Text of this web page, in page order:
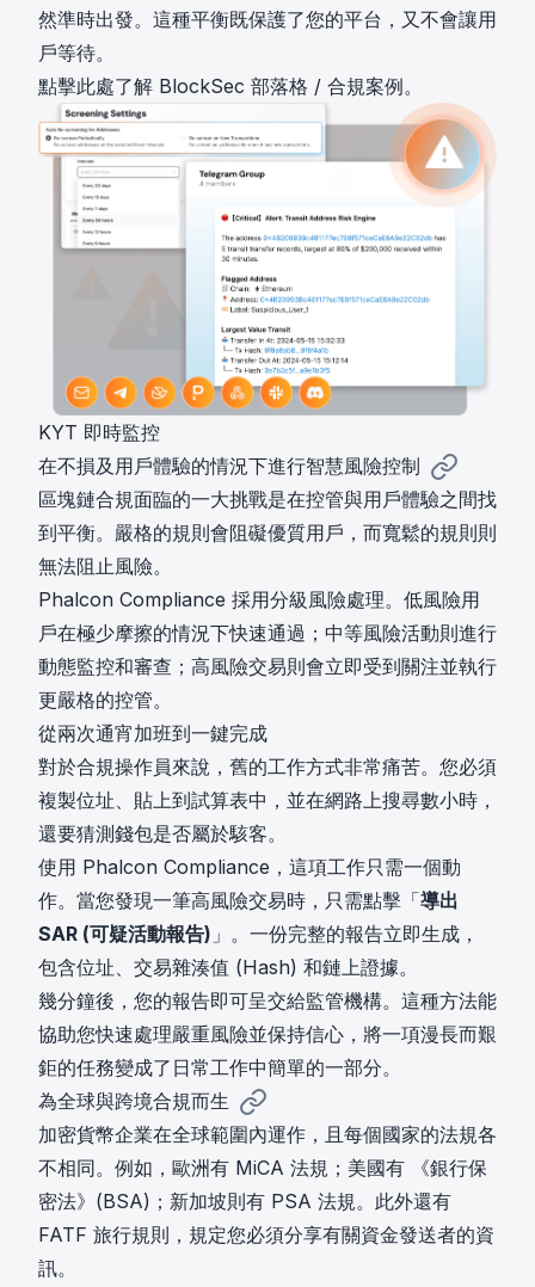
然準時出發。這種平衡既保護了您的平台，又不會讓用
戶等待。
點擊此處了解 BlockSec 部落格 / 合規案例。
KYT 即時監控
在不損及用戶體驗的情況下進行智慧風險控制
區塊鏈合規面臨的一大挑戰是在控管與用戶體驗之間找
到平衡。嚴格的規則會阻礙優質用戶，而寬鬆的規則則
無法阻止風險。
Phalcon Compliance 採用分級風險處理。低風險用
戶在極少摩擦的情況下快速通過；中等風險活動則進行
動態監控和審查；高風險交易則會立即受到關注並執行
更嚴格的控管。
從兩次通宵加班到一鍵完成
對於合規操作員來說，舊的工作方式非常痛苦。您必須
複製位址、貼上到試算表中，並在網路上搜尋數小時，
還要猜測錢包是否屬於駭客。
使用 Phalcon Compliance，這項工作只需一個動
作。當您發現一筆高風險交易時，只需點擊「導出
SAR (可疑活動報告) 」。一份完整的報告立即生成，
包含位址、交易雜湊值 (Hash) 和鏈上證據。
幾分鐘後，您的報告即可呈交給監管機構。這種方法能
協助您快速處理嚴重風險並保持信心，將一項漫長而艱
鉅的任務變成了日常工作中簡單的一部分。
為全球與跨境合規而生
加密貨幣企業在全球範圍內運作，且每個國家的法規各
不相同。例如，歐洲有 MiCA 法規；美國有
《銀行保
密法》(BSA) ；新加坡則有 PSA 法規 。此外還有
FATF 旅行規則 ，規定您必須分享有關資金發送者的資
訊。